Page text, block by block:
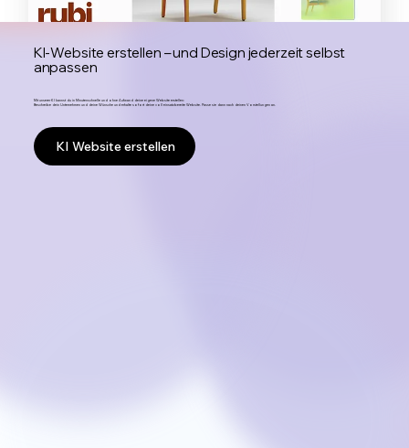
KI-Website erstellen – und Design jederzeit selbst
anpassen
Mit unserer KI kannst du in Minutenschnelle und ohne Aufwand deine eigene Website erstellen:
Beschreibe dein Unternehmen und deine Wünsche und erhalte sofort deine voll einsatzbereite Website. Passe sie dann nach deinen Vorstellungen an.
KI Website erstellen